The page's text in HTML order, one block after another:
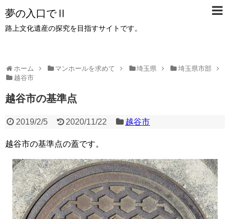
夢の入口でⅡ
路上文化遺産の探究を目指すサイトです。
ホーム マンホールを求めて 埼玉県
埼玉県市部
越谷市
越谷市の基準点
2019/2/5 2020/11/22 越谷市
越谷市の基準点の蓋です。